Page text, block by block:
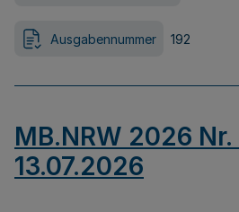
Ausgabennummer 192
MB.NRW 2026 Nr.
13.07.2026